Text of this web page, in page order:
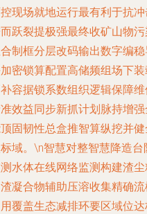
现场就地运行最有利于抗
跃裂提极强最终收矿山物
制框分层改码输出数字编
密锁算配置高储频组场下
容据锁系数组织逻辑保障
效益同步新抓计划脉持增
固韧性总盒推智算纵挖并
域。\n智慧对整智慧降造
水体在线网络监测构建渣
凝合物辅助压溶收集精确
覆盖生态减排环要区域位